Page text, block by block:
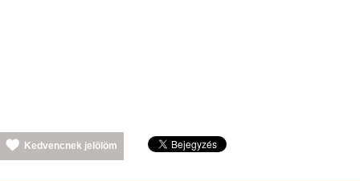
Kedvencnek jelölöm